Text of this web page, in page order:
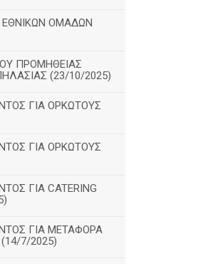
ΕΘΝΙΚΩΝ ΟΜΑΔΩΝ
ΠΡΟΜΗΘΕΙΑΣ
(23/10/2025)
ΓΙΑ ΟΡΚΩΤΟΥΣ
ΓΙΑ ΟΡΚΩΤΟΥΣ
ΓΙΑ CATERING
ΓΙΑ ΜΕΤΑΦΟΡΑ
7/2025)